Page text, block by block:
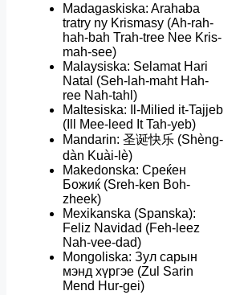
Madagaskiska: Arahaba
tratry ny Krismasy (Ah-rah-
hah-bah Trah-tree Nee Kris-
mah-see)
Malaysiska: Selamat Hari
Natal (Seh-lah-maht Hah-
ree Nah-tahl)
Maltesiska: Il-Milied it-Tajjeb
(Ill Mee-leed It Tah-yeb)
Mandarin: 圣诞快乐 (Shèng-
dàn Kuài-lè)
Makedonska: Среќен
Божиќ (Sreh-ken Boh-
zheek)
Mexikanska (Spanska):
Feliz Navidad (Feh-leez
Nah-vee-dad)
Mongoliska: Зул сарын
мэнд хүргэе (Zul Sarin
Mend Hur-gei)